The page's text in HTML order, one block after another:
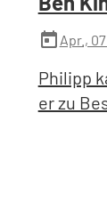
today Apr.,
Philipp
er zu